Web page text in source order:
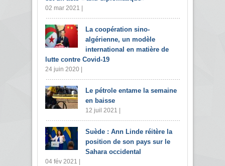
02 mar 2021 |
La coopération sino-
algérienne, un modèle
international en matière de
lutte contre Covid-19
24 juin 2020 |
Le pétrole entame la semaine
en baisse
12 juil 2021 |
Suède : Ann Linde réitère la
position de son pays sur le
Sahara occidental
04 fév 2021 |